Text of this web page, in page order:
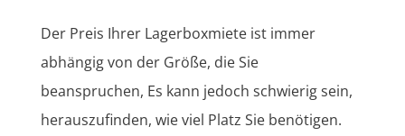
Der Preis Ihrer Lagerboxmiete ist immer
abhängig von der Größe, die Sie
beanspruchen, Es kann jedoch schwierig sein,
herauszufinden, wie viel Platz Sie benötigen.